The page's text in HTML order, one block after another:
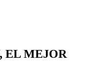
EL MEJOR